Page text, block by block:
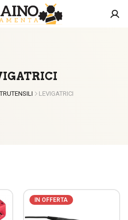
LEVIGATRICI
IN OFFERTA